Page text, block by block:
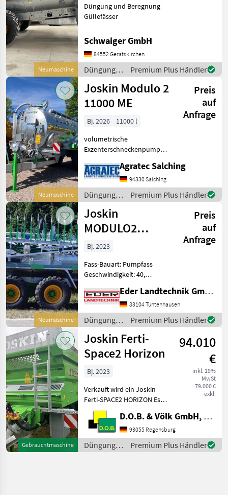
Neumaschine
Düngung und Beregnung
Güllefässer
Schwaiger GmbH
84552 Geratskirchen
Düngung
und
Beregnung
/ Joskin
Premium Plus Händler
Neumaschine
Joskin Modulo 2
11000 ME
Preis
auf
Anfrage
Bj. 2026
11000 l
volumetrische
Exzenterschneckenpumpe,
Füllstandsanzeiger mit
Schwimmer, 2 hintere LED-
Arbeitsscheinwerfer,
Begrenzungsleuchten und
seitlic
Agratec Salching
94330 Salching
Düngung
und
Beregnung
/ Joskin
Premium Plus Händler
Neumaschine
Joskin
MODULO2
Güllefass 12000
Preis
auf
Anfrage
Bj. 2023
Fass-Bauart: Pumpfass
Geschwindigkeit: 40,
Achse ________ Bilder
Abbildung ähnlich
MODULO2 Güllefass 12000
MEB Serienmäßige
Ausstattung +
Eder Landtechnik GmbH
83104 Tuntenhausen
Düngung
und
Beregnung
/ Joskin
Premium Plus Händler
Gebrauchtmaschine
Joskin Ferti-
Space2 Horizon
94.010
€
inkl. 19%
MwSt
79.000 €
exkl.
Bj. 2023
Verkauft wird ein Joskin
Ferti-SPACE2 HORIZON Es
handelt sich um einen
Vorführmaschine - TÜV-
Abnahme für 40 km/h
(ohne hinterer
Auffahrschutz) -
D.O.B. & Völk GmbH, Filiale Regensburg
93055 Regensburg
Düngung
und
Premium Plus Händler